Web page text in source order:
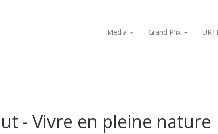
Media
Grand Prix URTI
- Vivre en pleine nature